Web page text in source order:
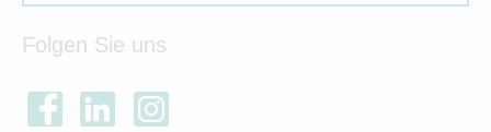
Folgen Sie uns